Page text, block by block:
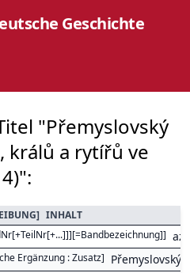
Geschichte
"Přemyslovský
králů a rytířů ve
] INHALT
]
Ergänzung : Zusatz] Přemyslovský